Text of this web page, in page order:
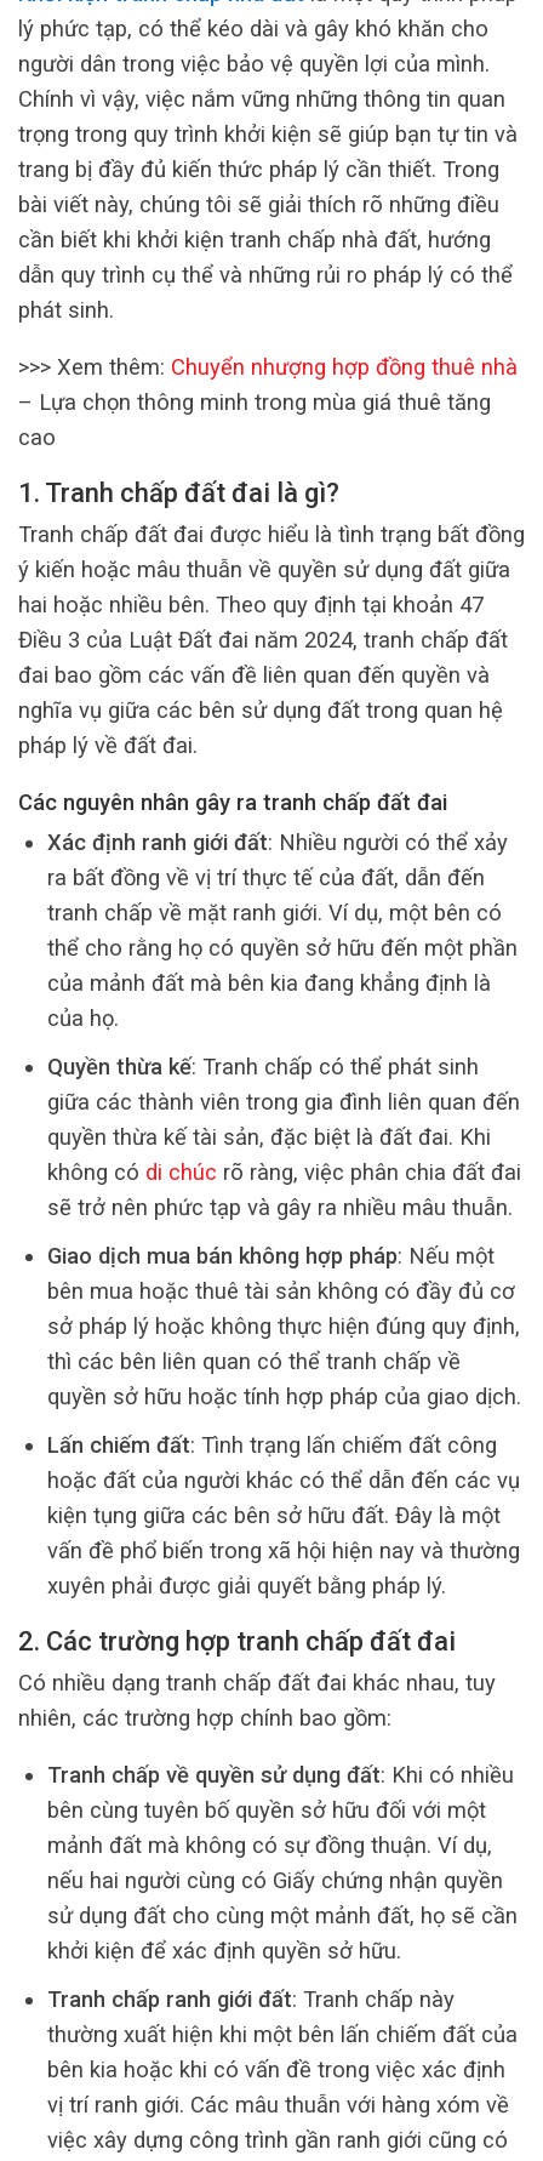
lý phức tạp, có thể kéo dài và gây khó khăn cho
người dân trong việc bảo vệ quyền lợi của mình.
Chính vì vậy, việc nắm vững những thông tin quan
trọng trong quy trình khởi kiện sẽ giúp bạn tự tin và
trang bị đầy đủ kiến thức pháp lý cần thiết. Trong
bài viết này, chúng tôi sẽ giải thích rõ những điều
cần biết khi khởi kiện tranh chấp nhà đất, hướng
dẫn quy trình cụ thể và những rủi ro pháp lý có thể
phát sinh.
>>> Xem thêm: Chuyển nhượng hợp đồng thuê nhà
– Lựa chọn thông minh trong mùa giá thuê tăng
cao
1. Tranh chấp đất đai là gì?
Tranh chấp đất đai được hiểu là tình trạng bất đồng
ý kiến hoặc mâu thuẫn về quyền sử dụng đất giữa
hai hoặc nhiều bên. Theo quy định tại khoản 47
Điều 3 của Luật Đất đai năm 2024, tranh chấp đất
đai bao gồm các vấn đề liên quan đến quyền và
nghĩa vụ giữa các bên sử dụng đất trong quan hệ
pháp lý về đất đai.
Các nguyên nhân gây ra tranh chấp đất đai
Xác định ranh giới đất: Nhiều người có thể xảy
ra bất đồng về vị trí thực tế của đất, dẫn đến
tranh chấp về mặt ranh giới. Ví dụ, một bên có
thể cho rằng họ có quyền sở hữu đến một phần
của mảnh đất mà bên kia đang khẳng định là
của họ.
Quyền thừa kế: Tranh chấp có thể phát sinh
giữa các thành viên trong gia đình liên quan đến
quyền thừa kế tài sản, đặc biệt là đất đai. Khi
không có di chúc rõ ràng, việc phân chia đất đai
sẽ trở nên phức tạp và gây ra nhiều mâu thuẫn.
Giao dịch mua bán không hợp pháp: Nếu một
bên mua hoặc thuê tài sản không có đầy đủ cơ
sở pháp lý hoặc không thực hiện đúng quy định,
thì các bên liên quan có thể tranh chấp về
quyền sở hữu hoặc tính hợp pháp của giao dịch.
Lấn chiếm đất: Tình trạng lấn chiếm đất công
hoặc đất của người khác có thể dẫn đến các vụ
kiện tụng giữa các bên sở hữu đất. Đây là một
vấn đề phổ biến trong xã hội hiện nay và thường
xuyên phải được giải quyết bằng pháp lý.
2. Các trường hợp tranh chấp đất đai
Có nhiều dạng tranh chấp đất đai khác nhau, tuy
nhiên, các trường hợp chính bao gồm:
Tranh chấp về quyền sử dụng đất: Khi có nhiều
bên cùng tuyên bố quyền sở hữu đối với một
mảnh đất mà không có sự đồng thuận. Ví dụ,
nếu hai người cùng có Giấy chứng nhận quyền
sử dụng đất cho cùng một mảnh đất, họ sẽ cần
khởi kiện để xác định quyền sở hữu.
Tranh chấp ranh giới đất: Tranh chấp này
thường xuất hiện khi một bên lấn chiếm đất của
bên kia hoặc khi có vấn đề trong việc xác định
vị trí ranh giới. Các mâu thuẫn với hàng xóm về
việc xây dựng công trình gần ranh giới cũng có